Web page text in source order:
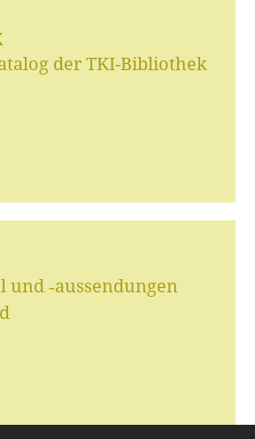
der TKI-Bibliothek
und ‑aussendungen